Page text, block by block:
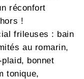
réconfort
!
frileuses : bain
au romarin,
bonnet
tonique,